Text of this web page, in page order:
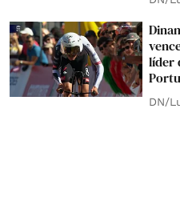
líder
DN/